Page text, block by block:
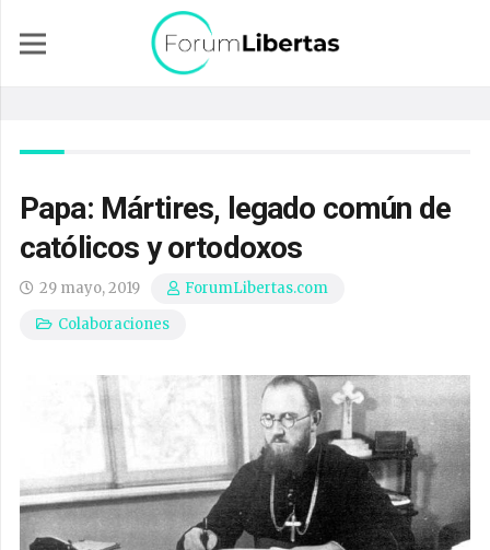
Papa: Mártires, legado común de
católicos y ortodoxos
29 mayo, 2019
ForumLibertas.com
Colaboraciones